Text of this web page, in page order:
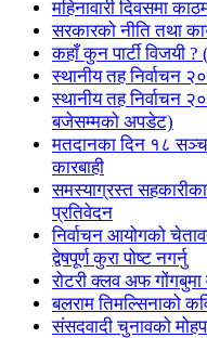
महिनावारी दिवसमा
सरकारको नीति तथा
कहाँ कुन पार्टी विजयी
स्थानीय तह निर्वाचन
स्थानीय तह निर्वाचन
बजेसम्मको अपडेट)
मतदानका दिन १८
कारबाही
समस्याग्रस्त सहकारीका
प्रतिवेदन
निर्वाचन आयोगको
द्वेषपूर्ण कुरा पोष्ट नगर्नु
रोटरी क्लव अफ
बलराम तिमल्सिनाको
संसदवादी चुनावको